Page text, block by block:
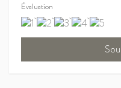
Évaluation